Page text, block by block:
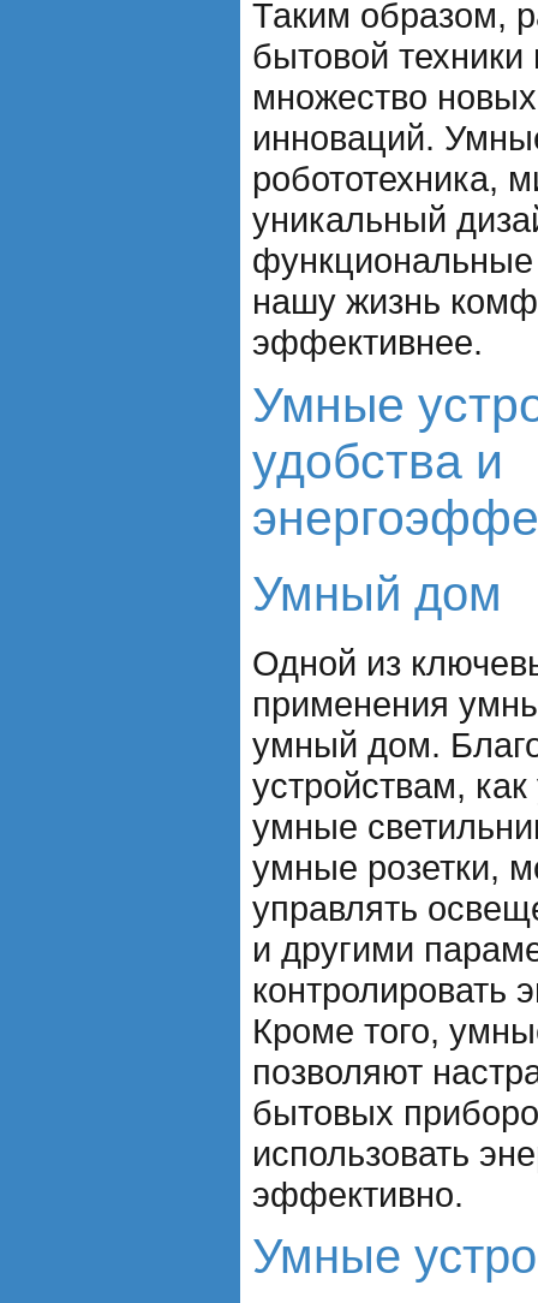
Таким образом,
бытовой
множество
инноваций.
робототехника,
уникальный
нашу жизнь
эффективнее.
Умные
удобства и
Умный дом
Одной из
применения
умный дом.
устройствам,
умные
умные розетки,
управлять
и другими
контролировать
Кроме того,
позволяют
бытовых
использовать
эффективно.
Умные